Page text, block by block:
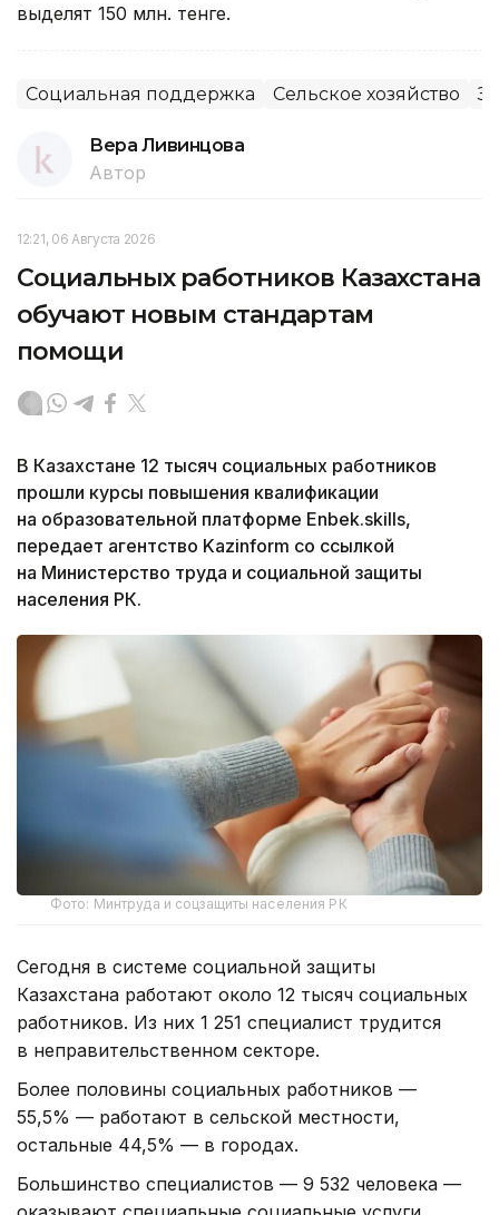
выделят 150 млн. тенге.
Социальная поддержка Сельское хозяйство
Вера Ливинцова
Автор
12:21, 06 Августа 2026
Социальных работников Казахстана
обучают новым стандартам
помощи
В Казахстане 12 тысяч социальных работников
прошли курсы повышения квалификации
на образовательной платформе Enbek.skills,
передает агентство Kazinform со ссылкой
на Министерство труда и социальной защиты
населения РК.
Фото: Минтруда и соцзащиты населения РК
Сегодня в системе социальной защиты
Казахстана работают около 12 тысяч социальных
работников. Из них 1 251 специалист трудится
в неправительственном секторе.
Более половины социальных работников —
55,5% — работают в сельской местности,
остальные 44,5% — в городах.
Большинство специалистов — 9 532 человека —